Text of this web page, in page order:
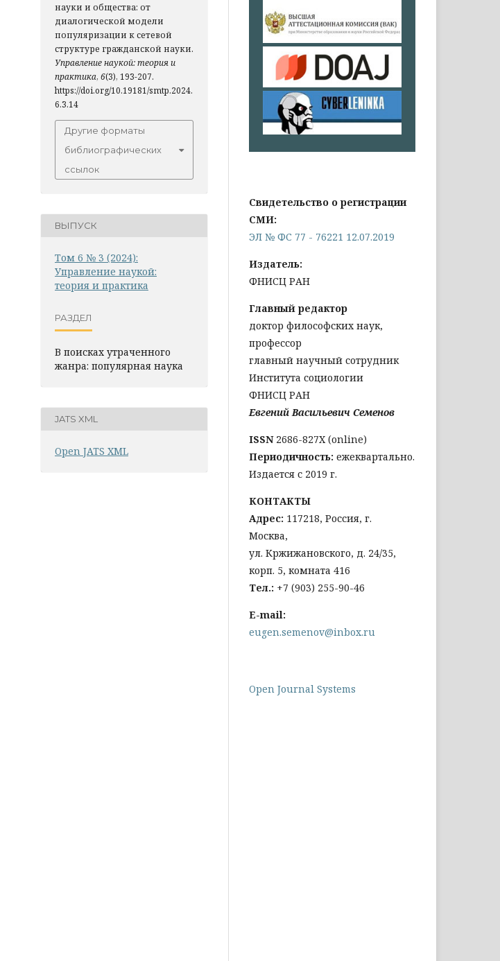
науки и общества: от
диалогической модели
популяризации к сетевой
структуре гражданской науки.
Управление наукой: теория и
практика, 6(3), 193-207.
https://doi.org/10.19181/smtp.2024.
6.3.14
Другие форматы
библиографических
ссылок
ВЫПУСК
Том 6 № 3 (2024):
Управление наукой:
теория и практика
РАЗДЕЛ
В поисках утраченного
жанра: популярная наука
JATS XML
Open JATS XML
Свидетельство о регистрации
СМИ:
ЭЛ № ФС 77 - 76221 12.07.2019
Издатель:
ФНИСЦ РАН
Главный редактор
доктор философских наук,
профессор
главный научный сотрудник
Института социологии
ФНИСЦ РАН
Евгений Васильевич Семенов
ISSN 2686-827X (online)
Периодичность: ежеквартально.
Издается с 2019 г.
КОНТАКТЫ
Адрес: 117218, Россия, г.
Москва,
ул. Кржижановского, д. 24/35,
корп. 5, комната 416
Тел.: +7 (903) 255-90-46
E-mail:
eugen.semenov@inbox.ru
Open Journal Systems